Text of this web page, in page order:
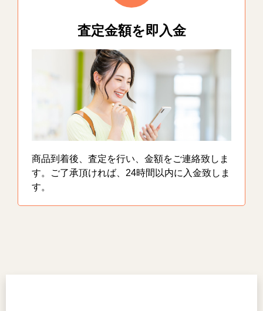
査定金額を即入金
商品到着後、査定を行い、金額をご連絡致しま
す。ご了承頂ければ、24時間以内に入金致しま
す。